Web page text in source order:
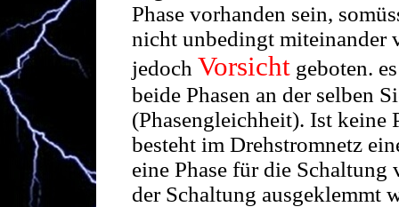
Phase vorhanden sein,
nicht unbedingt miteinander
jedoch Vorsichtgeboten.
beide Phasen an der selben
(Phasengleichheit). Ist keine
besteht im Drehstromnetz
eine Phase für die Schaltung
der Schaltung ausgeklemmt